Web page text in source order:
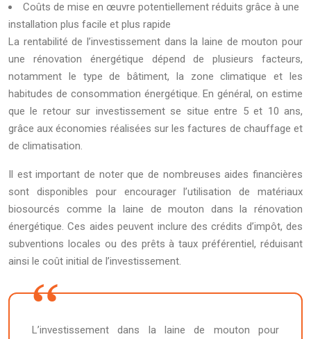
Coûts de mise en œuvre potentiellement réduits grâce à une
installation plus facile et plus rapide
La rentabilité de l’investissement dans la laine de mouton pour
une rénovation énergétique dépend de plusieurs facteurs,
notamment le type de bâtiment, la zone climatique et les
habitudes de consommation énergétique. En général, on estime
que le retour sur investissement se situe entre 5 et 10 ans,
grâce aux économies réalisées sur les factures de chauffage et
de climatisation.
Il est important de noter que de nombreuses aides financières
sont disponibles pour encourager l’utilisation de matériaux
biosourcés comme la laine de mouton dans la rénovation
énergétique. Ces aides peuvent inclure des crédits d’impôt, des
subventions locales ou des prêts à taux préférentiel, réduisant
ainsi le coût initial de l’investissement.
L’investissement dans la laine de mouton pour